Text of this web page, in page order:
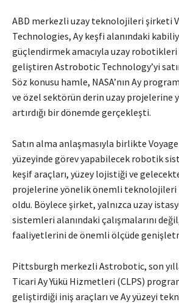
ABD merkezli uzay teknolojileri şirketi
Technologies, Ay keşfi alanındaki
güçlendirmek amacıyla uzay
geliştiren Astrobotic Technology’yi satın
Söz konusu hamle, NASA’nın Ay
ve özel sektörün derin uzay projelerine
artırdığı bir dönemde gerçekleşti.
Satın alma anlaşmasıyla birlikte
yüzeyinde görev yapabilecek robotik
keşif araçları, yüzey lojistiği ve
projelerine yönelik önemli teknolojileri
oldu. Böylece şirket, yalnızca uzay
sistemleri alanındaki çalışmalarını
faaliyetlerini de önemli ölçüde
Pittsburgh merkezli Astrobotic, son
Ticari Ay Yükü Hizmetleri (CLPS)
geliştirdiği iniş araçları ve Ay yüzeyi